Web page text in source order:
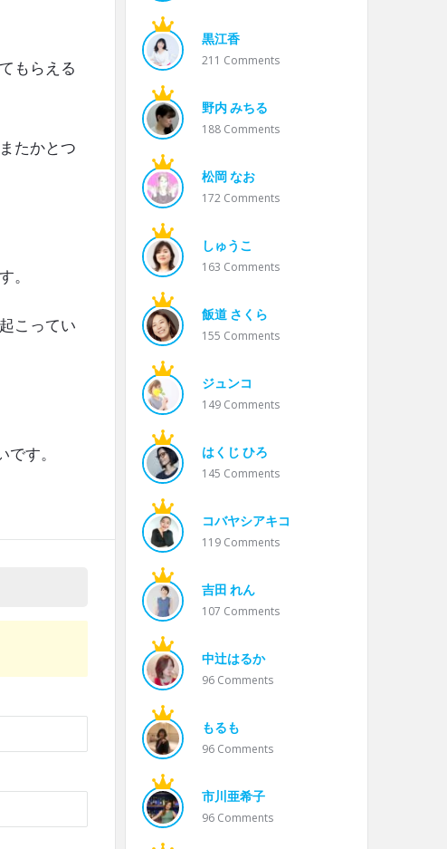
もらえる
たかとつ
。
こってい
す。
黒江香
211 Comments
野内 みちる
188 Comments
松岡 なお
172 Comments
しゅうこ
163 Comments
飯道 さくら
155 Comments
ジュンコ
149 Comments
はくじ ひろ
145 Comments
コバヤシアキコ
119 Comments
吉田 れん
107 Comments
中辻はるか
96 Comments
もるも
96 Comments
市川亜希子
96 Comments